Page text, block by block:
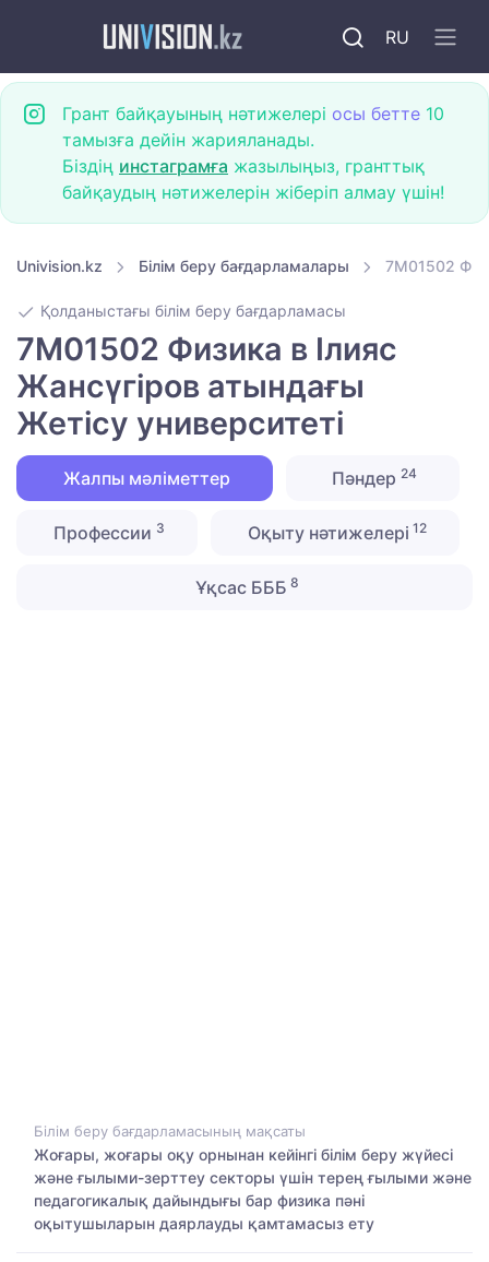
RU
Грант байқауының нәтижелері осы бетте 10
тамызға дейін жарияланады.
Біздің инстаграмға жазылыңыз, гранттық
байқаудың нәтижелерін жіберіп алмау үшін!
Univision.kz Білім беру бағдарламалары 7M01502
Қолданыстағы білім беру бағдарламасы
7M01502 Физика в Ілияс
Жансүгіров атындағы
Жетісу университеті
Жалпы мәліметтер Пәндер24
Профессии 3 Оқыту нәтижелері 12
Ұқсас БББ 8
Білім беру бағдарламасының мақсаты
Жоғары, жоғары оқу орнынан кейінгі білім беру жүйесі
және ғылыми-зерттеу секторы үшін терең ғылыми және
педагогикалық дайындығы бар физика пәні
оқытушыларын даярлауды қамтамасыз ету